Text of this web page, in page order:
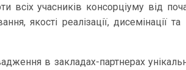
всіх учасників консорціуму від
якості реалізації, дисемінації
в закладах-партнерах